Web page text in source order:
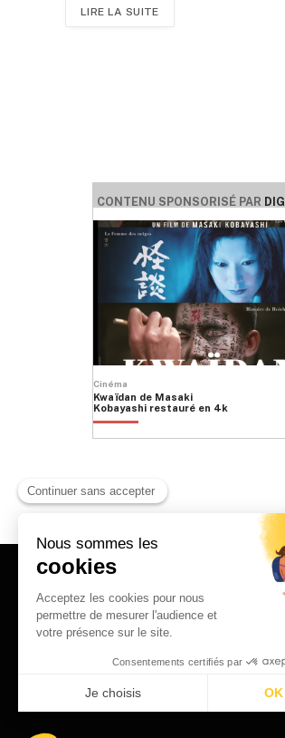
LIRE LA SUITE
CONTENU SPONSORISÉ PAR
Cinéma
Kwaïdan de Masaki
Kobayashi restauré en 4k